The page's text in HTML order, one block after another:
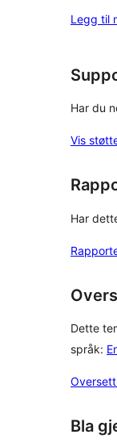
Legg til
Har du
Vis
Har
Dette
språk:
Bla